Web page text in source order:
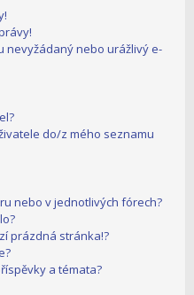
nevyžádaný nebo urážlivý e-
do/z mého seznamu
nebo v jednotlivých fórech?
prázdná stránka!?
a témata?